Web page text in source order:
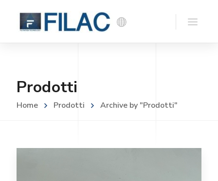
Prodotti
Home Prodotti Archive by "Prodotti"